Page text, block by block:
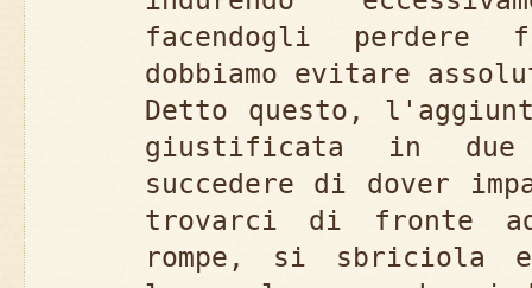
facendogli
dobbiamo evitare
Detto questo,
giustificata in
succedere di dover
trovarci di fronte
rompe, si sbriciola